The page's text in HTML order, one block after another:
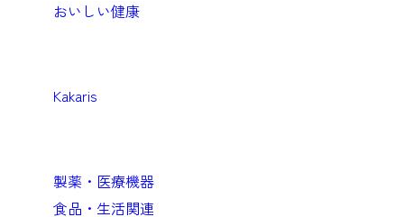
おいしい健康
Kakaris
製薬・医療機器
食品・生活関連